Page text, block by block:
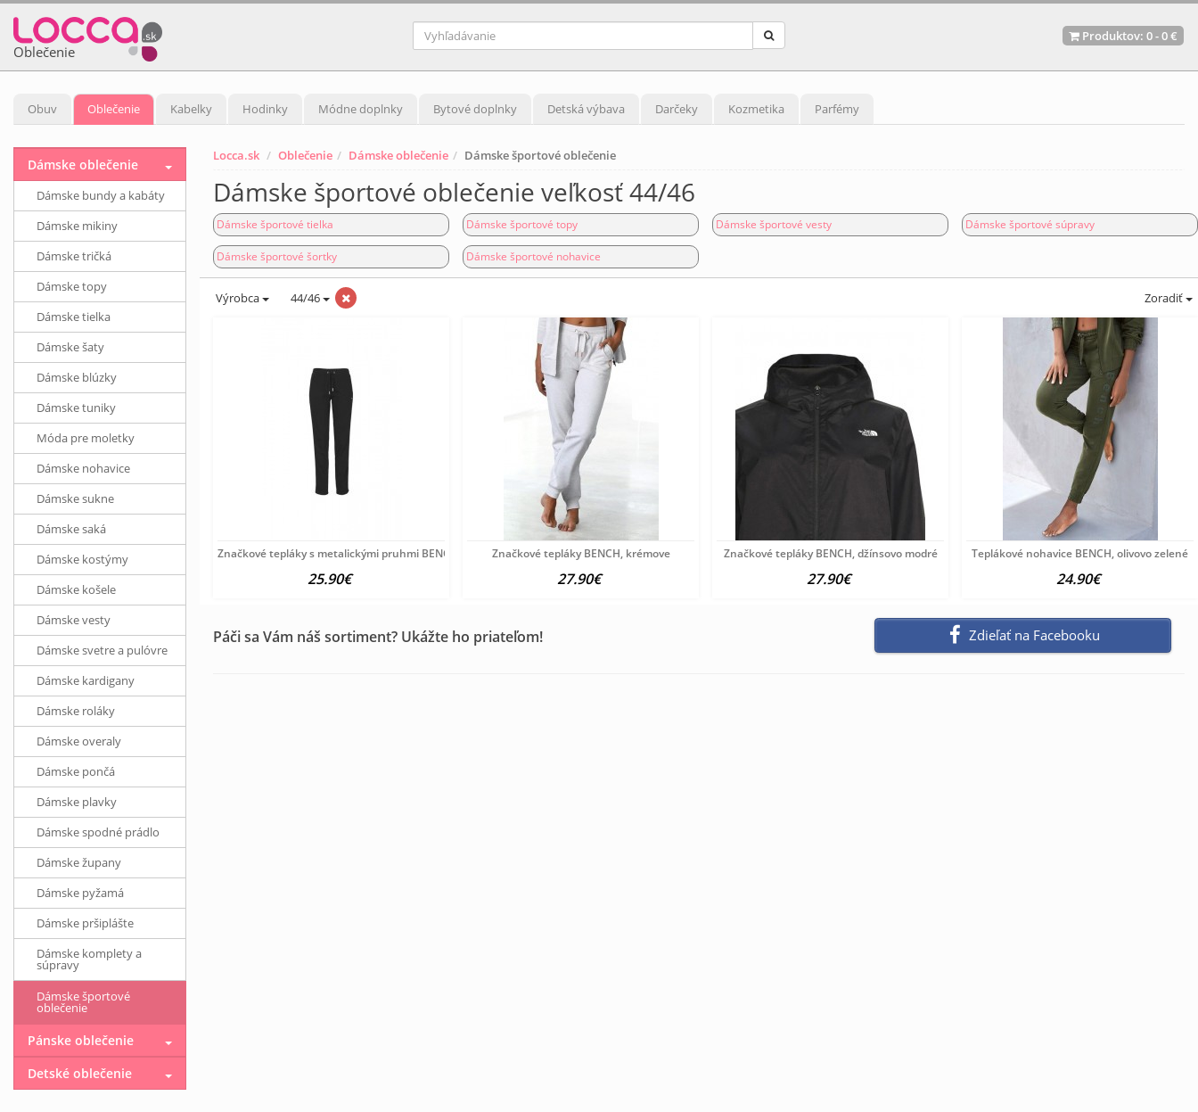
Oblečenie
Produktov: 0-0 €
Obuv Oblečenie Kabelky Hodinky Módne doplnky Bytové doplnky Detská výbava Darčeky Kozmetika Parfémy
Locca.sk Oblečenie Dámske oblečenie Dámske športové oblečenie
Dámske športové oblečenie veľkosť 44/46
Dámske športové tielka Dámske športové topy Dámske športové vesty Dámske športové súpravy
Dámske športové šortky Dámske športové nohavice
Výrobca 44/46 Zoradiť
Značkové tepláky s metalickými pruhmi BENCH, čierne
25.90€
Značkové tepláky BENCH, krémove
27.90€
Značkové tepláky BENCH, džínsovo modré
27.90€
Teplákové nohavice BENCH, olivovo zelené
24.90€
Páči sa Vám náš sortiment? Ukážte ho priateľom! Zdieľať na Facebooku
Dámske oblečenie
Dámske bundy a kabáty
Dámske mikiny
Dámske tričká
Dámske topy
Dámske tielka
Dámske šaty
Dámske blúzky
Dámske tuniky
Móda pre moletky
Dámske nohavice
Dámske sukne
Dámske saká
Dámske kostýmy
Dámske košele
Dámske vesty
Dámske svetre a pulóvre
Dámske kardigany
Dámske roláky
Dámske overaly
Dámske pončá
Dámske plavky
Dámske spodné prádlo
Dámske župany
Dámske pyžamá
Dámske pršiplášte
Dámske komplety a
súpravy
Dámske športové
oblečenie
Pánske oblečenie
Detské oblečenie